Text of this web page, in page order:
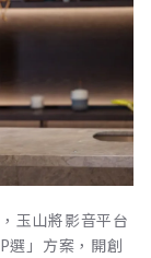
玉山將影音平台
選」方案，開創